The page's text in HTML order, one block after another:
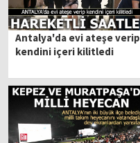
Antalya'da evi ateşe verip
kendini içeri kilitledi